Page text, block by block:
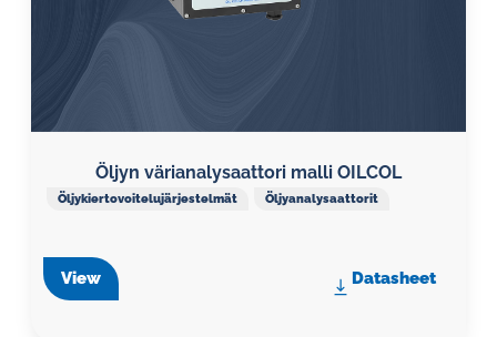
Öljyn värianalysaattori malli OILCOL
Öljykiertovoitelujärjestelmät Öljyanalysaattorit
View Datasheet